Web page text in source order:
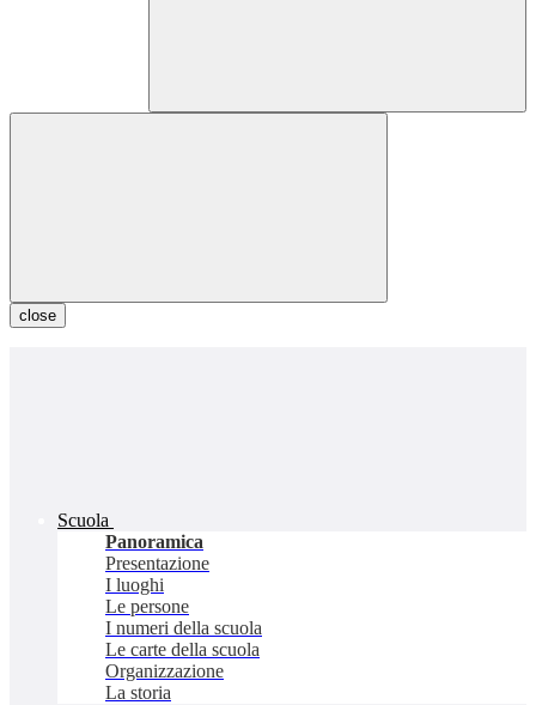
close
Scuola
Panoramica
Presentazione
I luoghi
Le persone
I numeri della scuola
Le carte della scuola
Organizzazione
La storia